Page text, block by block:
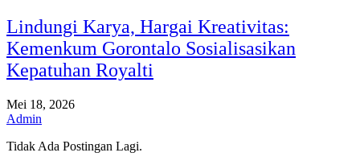
Lindungi Karya, Hargai Kreativitas:
Kemenkum Gorontalo Sosialisasikan
Kepatuhan Royalti
Mei 18, 2026
Admin
Tidak Ada Postingan Lagi.